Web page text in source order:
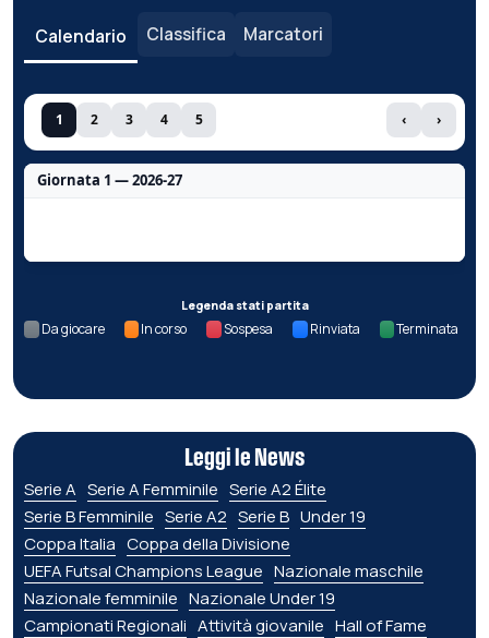
Calendario Classifica Marcatori
1 2 3 4 5 ‹ ›
Giornata 1 — 2026-27
Legenda stati partita
Da giocare In corso Sospesa Rinviata Terminata
Leggi le News
Serie A Serie A Femminile Serie A2 Élite
Serie B Femminile Serie A2 Serie B Under 19
Coppa Italia Coppa della Divisione
UEFA Futsal Champions League Nazionale maschile
Nazionale femminile Nazionale Under 19
Campionati Regionali Attività giovanile Hall of Fame